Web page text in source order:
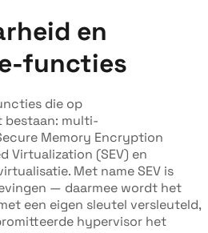
en
functies
die op
bestaan: multi-
Memory Encryption
Virtualization (SEV) en
Met name SEV is
— daarmee wordt het
een eigen sleutel versleuteld,
hypervisor het